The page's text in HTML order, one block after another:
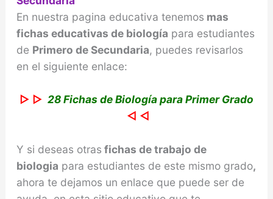
En nuestra pagina educativa tenemos mas
fichas educativas de biología para estudiantes
de Primero de Secundaria, puedes revisarlos
en el siguiente enlace:
▷ ▷ 28 Fichas de Biología para Primer Grado
◁ ◁
Y si deseas otras fichas de trabajo de
biologia para estudiantes de este mismo grado,
ahora te dejamos un enlace que puede ser de